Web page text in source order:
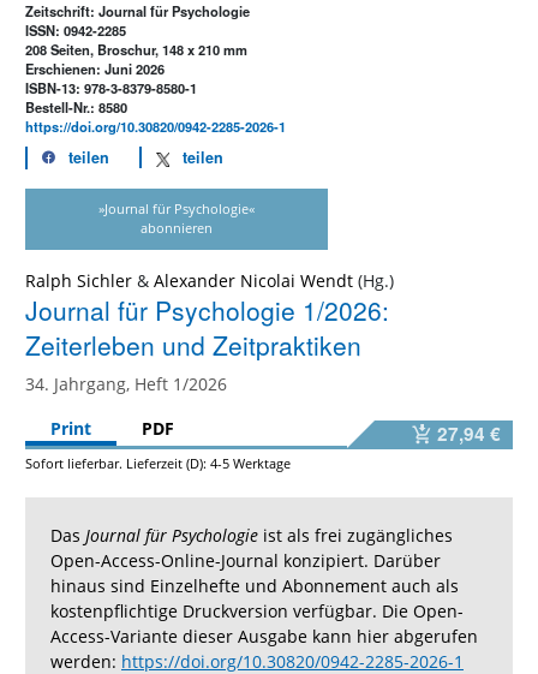
Zeitschrift: Journal für Psychologie
ISSN: 0942-2285
208 Seiten, Broschur, 148 x 210 mm
Erschienen: Juni 2026
ISBN-13: 978-3-8379-8580-1
Bestell-Nr.: 8580
https://doi.org/10.30820/0942-2285-2026-1
teilen teilen
»Journal für Psychologie«
abonnieren
Ralph Sichler & Alexander Nicolai Wendt
Journal für Psychologie 1/2026:
Zeiterleben und Zeitpraktiken
34. Jahrgang, Heft 1/2026
Print
PDF 27,94 €
Sofort lieferbar. Lieferzeit (D): 4-5 Werktage
Das Journal für Psychologie ist als frei zugängliches
Open-Access-Online-Journal konzipiert. Darüber
hinaus sind Einzelhefte und Abonnement auch als
kostenpflichtige Druckversion verfügbar. Die Open-
Access-Variante dieser Ausgabe kann hier abgerufen
werden: https://doi.org/10.30820/0942-2285-2026-1